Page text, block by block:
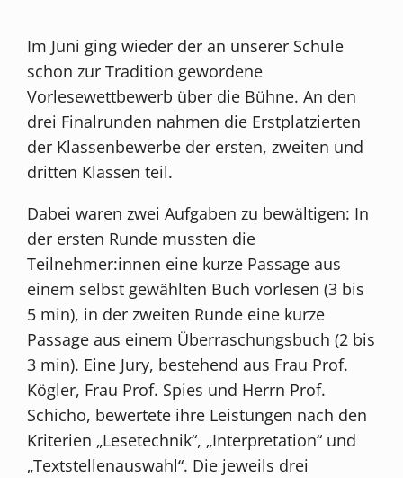
Im Juni ging wieder der an unserer Schule
schon zur Tradition gewordene
Vorlesewettbewerb über die Bühne. An den
drei Finalrunden nahmen die Erstplatzierten
der Klassenbewerbe der ersten, zweiten und
dritten Klassen teil.
Dabei waren zwei Aufgaben zu bewältigen: In
der ersten Runde mussten die
Teilnehmer:innen eine kurze Passage aus
einem selbst gewählten Buch vorlesen (3 bis
5 min), in der zweiten Runde eine kurze
Passage aus einem Überraschungsbuch (2 bis
3 min). Eine Jury, bestehend aus Frau Prof.
Kögler, Frau Prof. Spies und Herrn Prof.
Schicho, bewertete ihre Leistungen nach den
Kriterien „Lesetechnik“, „Interpretation“ und
„Textstellenauswahl“. Die jeweils drei